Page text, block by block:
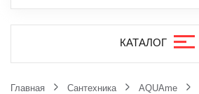
КАТАЛОГ
Главная Сантехника AQUAme